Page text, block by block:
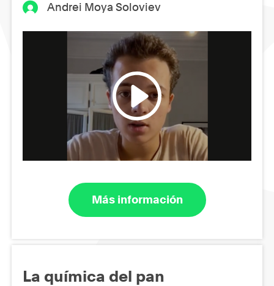
Andrei Moya Soloviev
Más información
La química del pan